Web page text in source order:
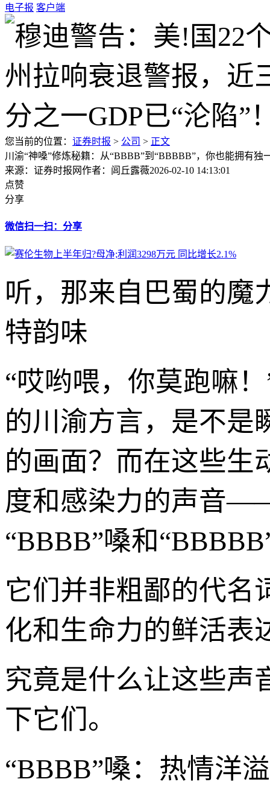
电子报 客户端
您当前的位置： 证券时报 > 公司 > 正文
川渝“神嗓”修炼秘籍：从“BBBB”到“BBBBB”，你也能拥有独
来源：证券时报网作者：闾丘露薇2026-02-10 14:13:01
点赞
分享
微信扫一扫：分享
听，那来自巴蜀的魔
特韵味
“哎哟喂，你莫跑嘛
的川渝方言，是不是
的画面？而在这些生
度和感染力的声音
“BBBB”嗓和
它们并非粗鄙的代名
化和生命力的鲜活表
究竟是什么让这些声
下它们。
“BBBB”嗓：热情洋